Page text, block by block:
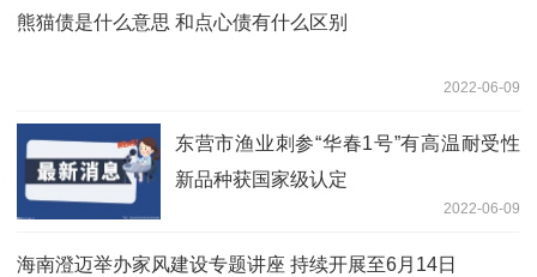
熊猫债是什么意思 和点心债有什么区别
2022-06-09
东营市渔业刺参“华春1号”有高温耐受性
新品种获国家级认定
2022-06-09
海南澄迈举办家风建设专题讲座 持续开展至6月14日